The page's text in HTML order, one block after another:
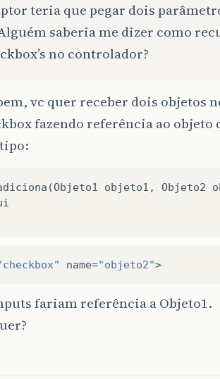
teria que pegar dois
saberia me dizer como
no controlador?
vc quer receber dois objetos
fazendo referência ao objeto
objeto1, Objeto2
name="objeto2">
fariam referência a Objeto1.